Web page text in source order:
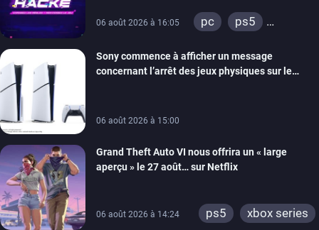
06 août 2026 à 16:05 pc
ps5
switch
ios
android
ps4
Sony commence à afficher un message
concernant l’arrêt des jeux physiques sur le
06 août 2026 à 15:00
Grand Theft Auto VI nous offrira un « large
aperçu » le 27 août… sur Netflix
06 août 2026 à 14:24 ps5 xbox series